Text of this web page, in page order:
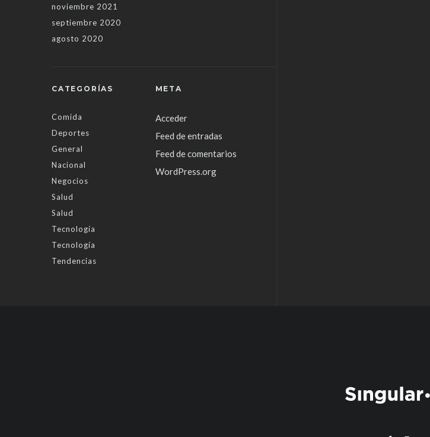
noviembre 2021
septiembre 2020
agosto 2020
CATEGORÍAS
Comida
Deportes
General
Nacional
Negocios
Salud
Salud
Tecnología
Tecnología
Tendencias
META
Acceder
Feed de entradas
Feed de comentarios
WordPress.org